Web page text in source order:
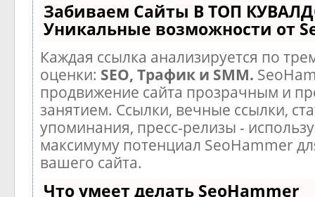
Забиваем Сайты В ТОП
Уникальные возможности от
Каждая ссылка анализируется по
оценки: SEO, Трафик и SMM.
продвижение сайта прозрачным и
занятием. Ссылки, вечные ссылки,
упоминания, пресс-релизы -
максимуму потенциал SeoHammer
вашего сайта.
Что умеет делать SeoHammer